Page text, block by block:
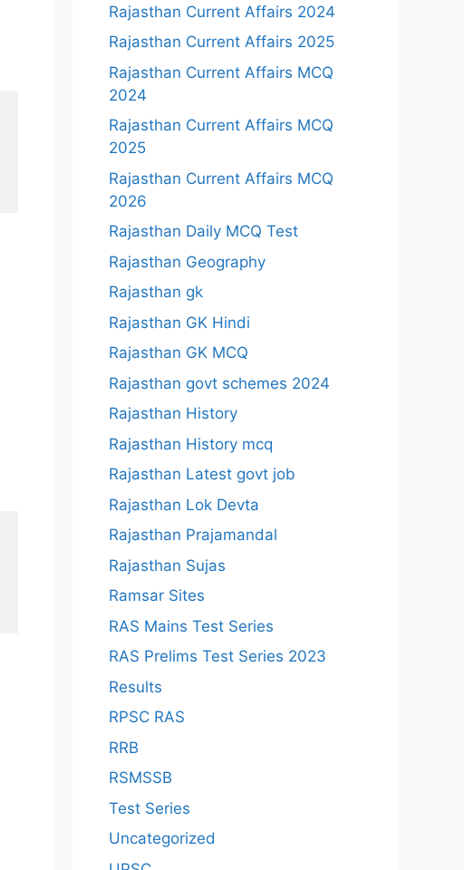
Rajasthan Current Affairs 2024
Rajasthan Current Affairs 2025
Rajasthan Current Affairs MCQ
2024
Rajasthan Current Affairs MCQ
2025
Rajasthan Current Affairs MCQ
2026
Rajasthan Daily MCQ Test
Rajasthan Geography
Rajasthan gk
Rajasthan GK Hindi
Rajasthan GK MCQ
Rajasthan govt schemes 2024
Rajasthan History
Rajasthan History mcq
Rajasthan Latest govt job
Rajasthan Lok Devta
Rajasthan Prajamandal
Rajasthan Sujas
Ramsar Sites
RAS Mains Test Series
RAS Prelims Test Series 2023
Results
RPSC RAS
RRB
RSMSSB
Test Series
Uncategorized